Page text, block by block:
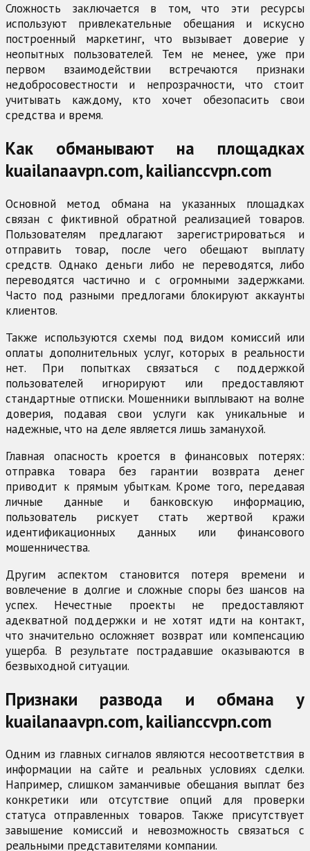
Сложность заключается в том, что эти ресурсы
используют привлекательные обещания и искусно
построенный маркетинг, что вызывает доверие у
неопытных пользователей. Тем не менее, уже при
первом взаимодействии встречаются признаки
недобросовестности и непрозрачности, что стоит
учитывать каждому, кто хочет обезопасить свои
средства и время.
Как обманывают на площадках
kuailanaavpn.com, kailianccvpn.com
Основной метод обмана на указанных площадках
связан с фиктивной обратной реализацией товаров.
Пользователям предлагают зарегистрироваться и
отправить товар, после чего обещают выплату
средств. Однако деньги либо не переводятся, либо
переводятся частично и с огромными задержками.
Часто под разными предлогами блокируют аккаунты
клиентов.
Также используются схемы под видом комиссий или
оплаты дополнительных услуг, которых в реальности
нет. При попытках связаться с поддержкой
пользователей игнорируют или предоставляют
стандартные отписки. Мошенники выплывают на волне
доверия, подавая свои услуги как уникальные и
надежные, что на деле является лишь заманухой.
Главная опасность кроется в финансовых потерях:
отправка товара без гарантии возврата денег
приводит к прямым убыткам. Кроме того, передавая
личные данные и банковскую информацию,
пользователь рискует стать жертвой кражи
идентификационных данных или финансового
мошенничества.
Другим аспектом становится потеря времени и
вовлечение в долгие и сложные споры без шансов на
успех. Нечестные проекты не предоставляют
адекватной поддержки и не хотят идти на контакт,
что значительно осложняет возврат или компенсацию
ущерба. В результате пострадавшие оказываются в
безвыходной ситуации.
Признаки развода и обмана у
kuailanaavpn.com, kailianccvpn.com
Одним из главных сигналов являются несоответствия в
информации на сайте и реальных условиях сделки.
Например, слишком заманчивые обещания выплат без
конкретики или отсутствие опций для проверки
статуса отправленных товаров. Также присутствует
завышение комиссий и невозможность связаться с
реальными представителями компании.